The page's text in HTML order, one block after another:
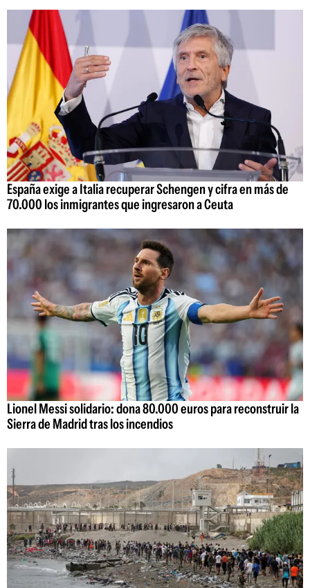
España exige a Italia recuperar Schengen y cifra en más de
70.000 los inmigrantes que ingresaron a Ceuta
Lionel Messi solidario: dona 80.000 euros para reconstruir la
Sierra de Madrid tras los incendios